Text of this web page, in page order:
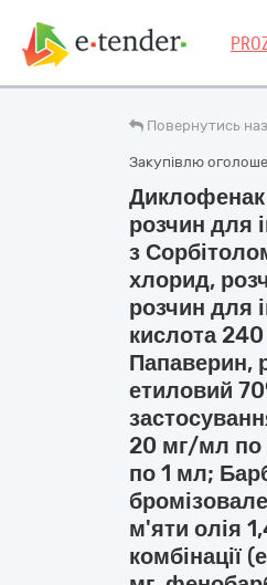
Повернутись
Закупівлю
Диклофенак
розчин для
з
хлорид,
розчин для
кислота
Папаверин,
етиловий
20 мг/мл по
по 1 мл;
м'яти олія
комбінації